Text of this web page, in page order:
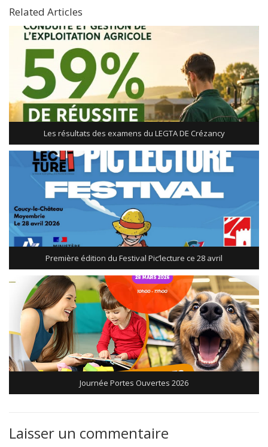
Related Articles
Les résultats des examens du LEGTA DE Crézancy
Première édition du Festival Pic’lecture ce 28 avril
Journée Portes Ouvertes 2026
Laisser un commentaire